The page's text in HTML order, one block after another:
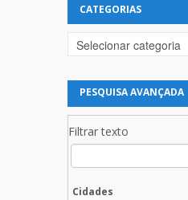
CATEGORIAS
Categorias
PESQUISA AVANÇADA
Filtrar texto
Cidades